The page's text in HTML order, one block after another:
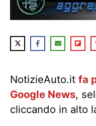
NotizieAuto.it fa
Google News,
cliccando in alto